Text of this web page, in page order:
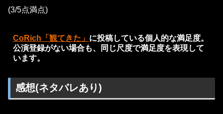
(3/5点満点)
CoRich「観てきた」 に投稿している個人的な満足度。
公演登録がない場合も、同じ尺度で満足度を表現して
います。
感想(ネタバレあり)